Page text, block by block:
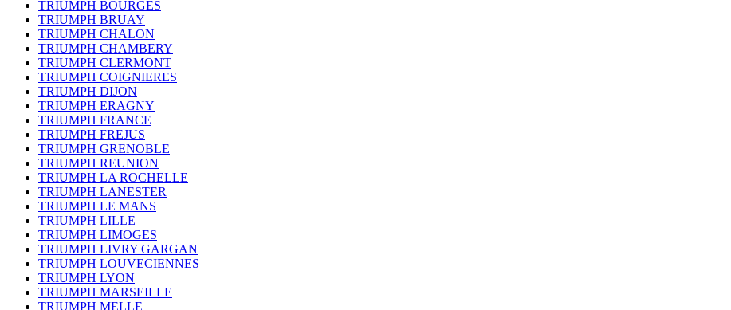
TRIUMPH BOURGES
TRIUMPH BRUAY
TRIUMPH CHALON
TRIUMPH CHAMBERY
TRIUMPH CLERMONT
TRIUMPH COIGNIERES
TRIUMPH DIJON
TRIUMPH ERAGNY
TRIUMPH FRANCE
TRIUMPH FREJUS
TRIUMPH GRENOBLE
TRIUMPH REUNION
TRIUMPH LA ROCHELLE
TRIUMPH LANESTER
TRIUMPH LE MANS
TRIUMPH LILLE
TRIUMPH LIMOGES
TRIUMPH LIVRY GARGAN
TRIUMPH LOUVECIENNES
TRIUMPH LYON
TRIUMPH MARSEILLE
TRIUMPH MELLE